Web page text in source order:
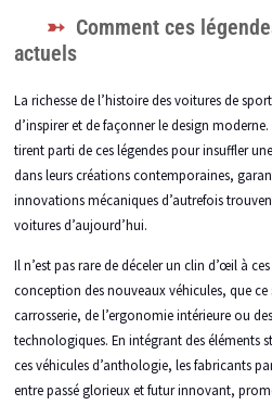
Comment ces
actuels
La richesse de l’histoire des voitures de
d’inspirer et de façonner le design
tirent parti de ces légendes pour insuffler
dans leurs créations contemporaines,
innovations mécaniques d’autrefois
voitures d’aujourd’hui.
Il n’est pas rare de déceler un clin d’œil à
conception des nouveaux véhicules, que ce
carrosserie, de l’ergonomie intérieure ou
technologiques. En intégrant des éléments
ces véhicules d’anthologie, les fabricants
entre passé glorieux et futur innovant,